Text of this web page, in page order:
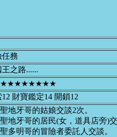
任務
之路......
財寶鑑定14 開鎖12
地牙哥的姑娘交談2次。
地牙哥的居民(女，道具店旁)交
多明哥的冒險者委託人交談。